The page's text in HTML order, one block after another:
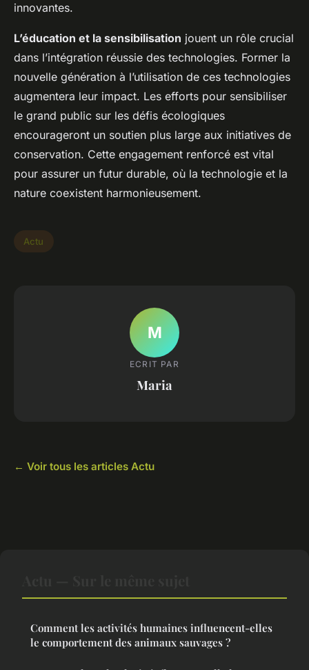
innovantes.
L’éducation et la sensibilisation jouent un rôle crucial
dans l’intégration réussie des technologies. Former la
nouvelle génération à l’utilisation de ces technologies
augmentera leur impact. Les efforts pour sensibiliser
le grand public sur les défis écologiques
encourageront un soutien plus large aux initiatives de
conservation. Cette engagement renforcé est vital
pour assurer un futur durable, où la technologie et la
nature coexistent harmonieusement.
Actu
M
ECRIT PAR
Maria
← Voir tous les articles Actu
Comment les activités humaines influencent-elles
le comportement des animaux sauvages ?